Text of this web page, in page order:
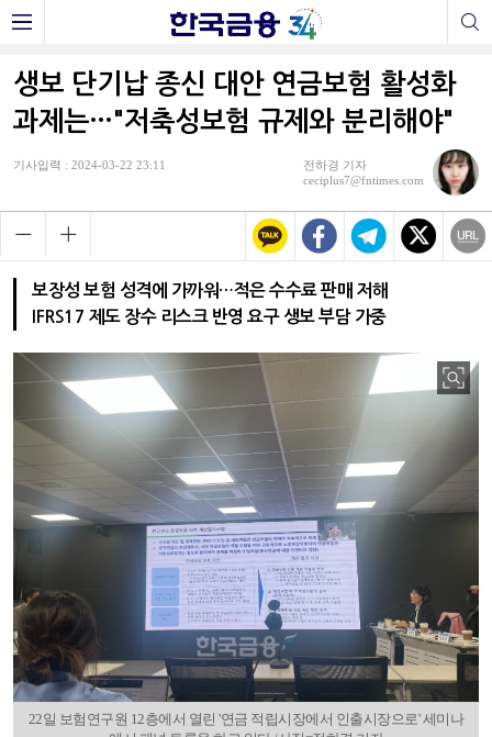
생보 단기납 종신 대안 연금보험 활성화
과제는…"저축성보험 규제와 분리해야"
기사입력 : 2024-03-22 23:11
전하경 기자
ceciplus7@fntimes.com
보장성 보험 성격에 가까워…적은 수수료 판매 저해
IFRS17 제도 장수 리스크 반영 요구 생보 부담 가중
22일 보험연구원 12층에서 열린 '연금 적립시장에서 인출시장으로' 세미나